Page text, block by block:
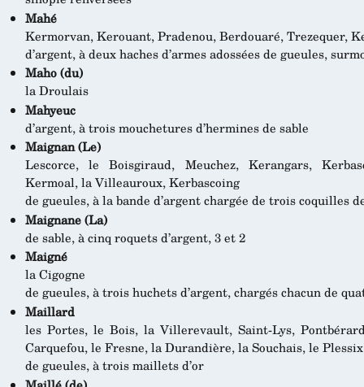
Mahé
Kermorvan, Kerouant, Pradenou, Berdouaré, Trezequer,
d’argent, à deux haches d’armes adossées de gueules,
Maho (du)
la Droulais
Mahyeuc
d’argent, à trois mouchetures d’hermines de sable
Maignan (Le)
Lescorce, le Boisgiraud, Meuchez, Kerangars,
Kermoal, la Villeauroux, Kerbascoing
de gueules, à la bande d’argent chargée de trois coquilles
Maignane (La)
de sable, à cinq roquets d’argent, 3 et 2
Maigné
la Cigogne
de gueules, à trois huchets d’argent, chargés chacun de
Maillard
les Portes, le Bois, la Villerevault, Saint-Lys,
Carquefou, le Fresne, la Durandière, la Souchais, le
de gueules, à trois maillets d’or